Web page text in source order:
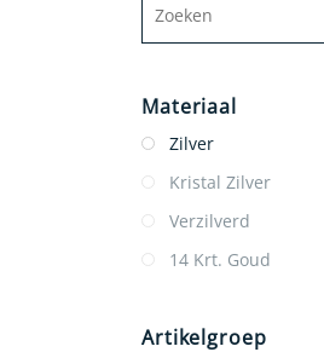
Materiaal
Zilver
Kristal Zilver
Verzilverd
14 Krt. Goud
Artikelgroep